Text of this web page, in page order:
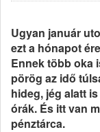
Ugyan január
ezt a hónapot
Ennek több oka
pörög az idő
hideg, jég alatt
órák. És itt van
pénztárca.